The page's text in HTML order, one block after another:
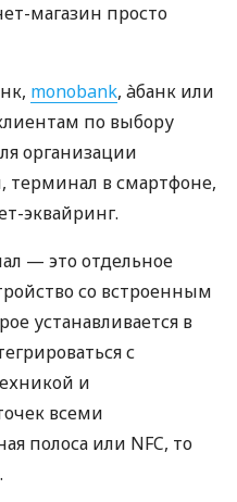
магазин просто
monobank, àбанк или
по выбору
организации
терминал в смартфоне,
эквайринг.
— это отдельное
со встроенным
устанавливается в
с
и
всеми
полоса или NFC, то